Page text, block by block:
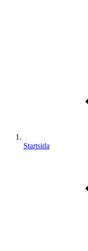
Startsida